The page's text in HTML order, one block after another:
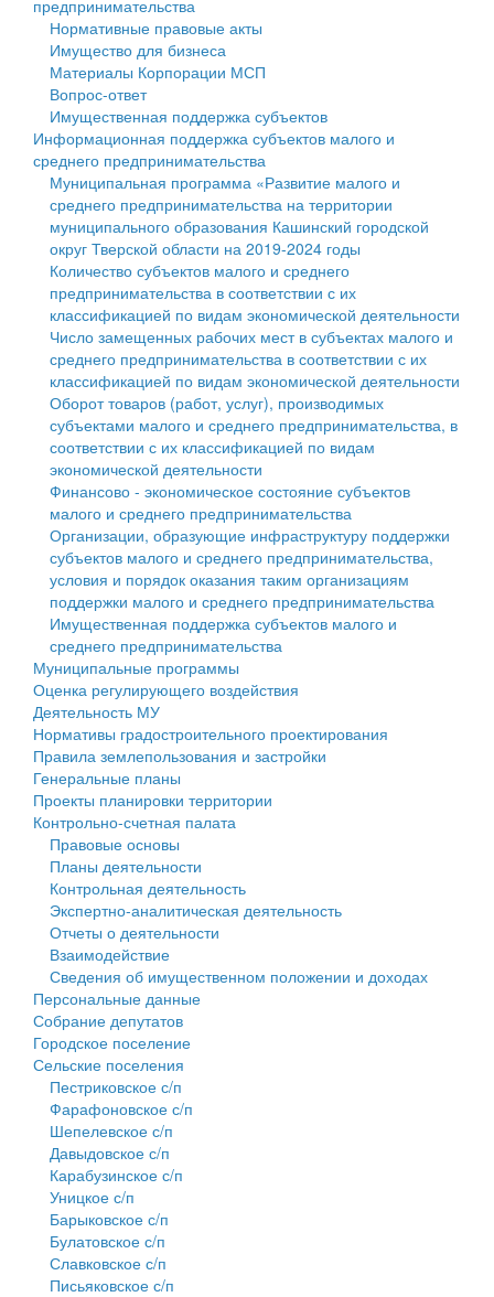
Государственные услуги
Промышленность и АПК
Экономика и бизнес
...
Символика
Устав
Гостям округа
Туризм
Культура
Образование
Здравоохранение
Социальная защита
Фотоальбом
муниципального округа Тверской области
Администрация Кашинского муниципального округа
Тверской области
Управление сельскими территориями
Открытые данные
Работа с обращениями граждан
Муниципальный контроль
Муниципальные услуги
Проекты административных регламентов
Антимонопольный комплаенс
Противодействие коррупции
Финансовое управление
Бюджет для граждан
Имущество
Выявление правообладателей ранее учтенных
объектов недвижимости
Имущественная поддержка субъектов малого и
среднего предпринимательства
Информационная поддержка субъектов малого и
среднего предпринимательства
Муниципальные программы
Контрольно-счетная палата
Персональные данные
Оценка регулирующего воздействия
Деятельность МУ
Нормативы градостроительного проектирования
Правила землепользования и застройки
Генеральные планы
Проекты планировки территории
Собрание депутатов
Городское поселение
Сельские поселения
предпринимательства
Нормативные правовые акты
Имущество для бизнеса
Материалы Корпорации МСП
Вопрос-ответ
Имущественная поддержка субъектов
Информационная поддержка субъектов малого и
среднего предпринимательства
Муниципальная программа «Развитие малого и
среднего предпринимательства на территории
муниципального образования Кашинский городской
округ Тверской области на 2019-2024 годы
Количество субъектов малого и среднего
предпринимательства в соответствии с их
классификацией по видам экономической деятельности
Число замещенных рабочих мест в субъектах малого и
среднего предпринимательства в соответствии с их
классификацией по видам экономической деятельности
Оборот товаров (работ, услуг), производимых
субъектами малого и среднего предпринимательства, в
соответствии с их классификацией по видам
экономической деятельности
Финансово - экономическое состояние субъектов
малого и среднего предпринимательства
Организации, образующие инфраструктуру поддержки
субъектов малого и среднего предпринимательства,
условия и порядок оказания таким организациям
поддержки малого и среднего предпринимательства
Имущественная поддержка субъектов малого и
среднего предпринимательства
Муниципальные программы
Оценка регулирующего воздействия
Деятельность МУ
Нормативы градостроительного проектирования
Правила землепользования и застройки
Генеральные планы
Проекты планировки территории
Контрольно-счетная палата
Правовые основы
Планы деятельности
Контрольная деятельность
Экспертно-аналитическая деятельность
Отчеты о деятельности
Взаимодействие
Сведения об имущественном положении и доходах
Персональные данные
Собрание депутатов
Городское поселение
Сельские поселения
Пестриковское с/п
Фарафоновское с/п
Шепелевское с/п
Давыдовское с/п
Карабузинское с/п
Уницкое с/п
Барыковское с/п
Булатовское с/п
Славковское с/п
Письяковское с/п